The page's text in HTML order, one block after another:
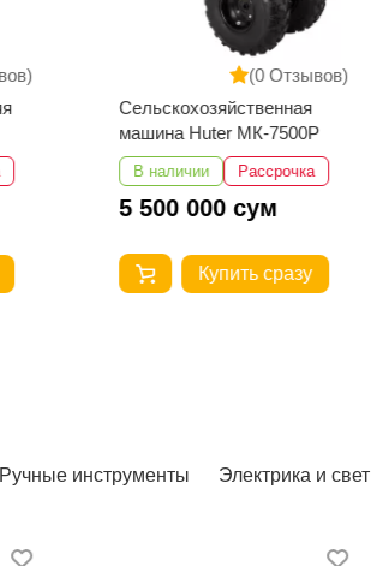
(0 Отзывов)
Сельскохозяйственная
машина Huter МК-7500P
В наличии Рассрочка
5 500 000 сум
Купить сразу
Ручные инструменты Электрика и свет